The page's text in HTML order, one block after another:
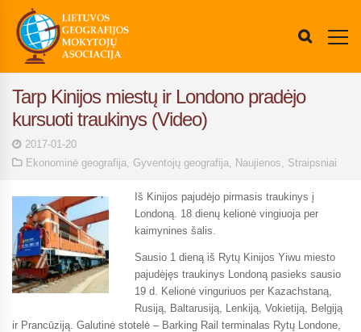
Tarp Kinijos miestų ir Londono pradėjo
kursuoti traukinys (Video)
2017-01-20
Ekonominė geografija, Gyventojų geografija, Naujienos, Straipsniai
Iš Kinijos pajudėjo pirmasis traukinys į
Londoną. 18 dienų kelionė vingiuoja per
kaimynines šalis.
Sausio 1 dieną iš Rytų Kinijos Yiwu miesto
pajudėjęs traukinys Londoną pasieks sausio
19 d. Kelionė vinguriuos per Kazachstaną,
Rusiją, Baltarusiją, Lenkiją, Vokietiją, Belgiją
ir Prancūziją. Galutinė stotelė – Barking Rail terminalas Rytų Londone,